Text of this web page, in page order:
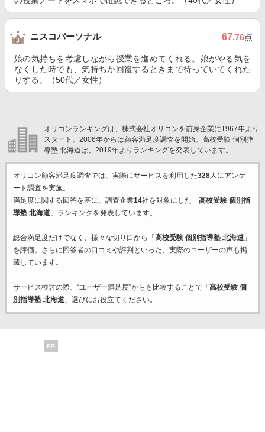
ニスコパーソナル 67.76点
娘の気持ちを考慮しながら授業を進めてくれる。娘がやる気を
なくした時でも、気持ちが回復するときまで待っていてくれた
りする。（50代／女性）
オリコンランキングは、株式会社オリコンを前身企業に1967年より
スタート。2006年からは顧客満足度調査を開始。高校受験 個別指
導塾 北海道は、2019年よりランキングを発表しています。
オリコン顧客満足度調査では、実際にサービスを利用した328人にアンケ
ート調査を実施。
満足度に関する回答を基に、調査企業14社を対象にした「 高校受験 個別指
導塾 北海道」ランキングを発表しています。
総合満足度だけでなく、様々な切り口から「 高校受験 個別指導塾 北海道」
を評価。さらに回答者の口コミや評判といった、実際のユーザーの声も掲
載しています。
サービス検討の際、“ユーザー満足度”からも比較することで「 高校受験 個
別指導塾 北海道」選びにお役立てください。
PR